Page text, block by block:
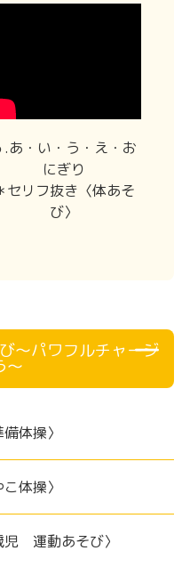
.あ・い・う・え・お
にぎり
セリフ抜き〈体あそ
び〉
～パワフルチャージ
～
体操〉
体操〉
児 運動あそび〉